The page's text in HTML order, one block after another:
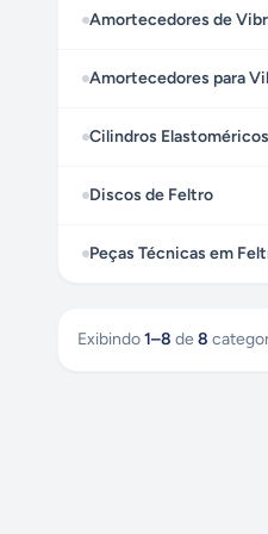
Amortecedores de
Amortecedores para
Cilindros Elastoméricos
Discos de Feltro
Peças Técnicas em
Exibindo1–8 de 8